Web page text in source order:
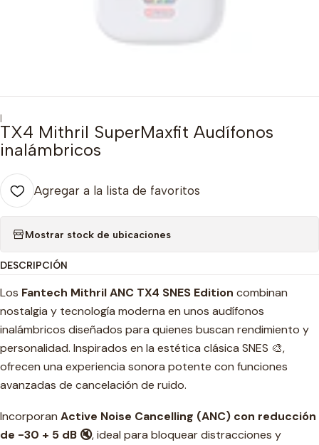
|
TX4 Mithril SuperMaxfit Audífonos
inalámbricos
Agregar a la lista de favoritos
Mostrar stock de ubicaciones
DESCRIPCIÓN
Los Fantech Mithril ANC TX4 SNES Edition combinan
nostalgia y tecnología moderna en unos audífonos
inalámbricos diseñados para quienes buscan rendimiento y
personalidad. Inspirados en la estética clásica SNES 🎨,
ofrecen una experiencia sonora potente con funciones
avanzadas de cancelación de ruido.
Incorporan Active Noise Cancelling (ANC) con reducción
de -30 + 5 dB 🔇, ideal para bloquear distracciones y